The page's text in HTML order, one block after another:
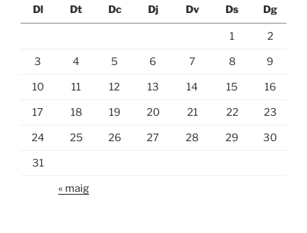
Dl
Dt Dc Dj Dv Ds Dg
1 2
3 4 5 6 7 8 9
10 11 12 13 14 15 16
17 18 19 20 21 22 23
24 25 26 27 28 29 30
31
« maig